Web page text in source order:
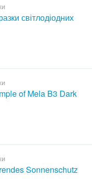
світлодіодних
of Mela B3 Dark
Sonnenschutz